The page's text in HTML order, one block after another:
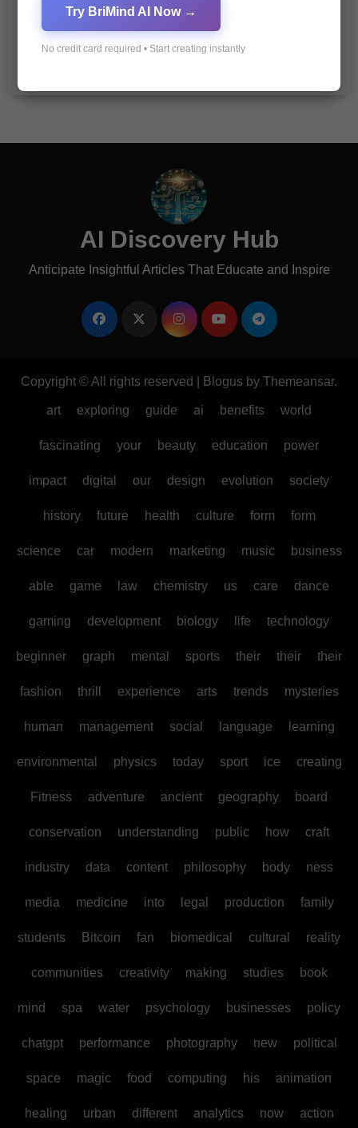
The Importance of Fathers and Mothers
AI Discovery Hub
Anticipate Insightful Articles That Educate and Inspire
Copyright © All rights reserved Blogus by Themeansar.
art exploring guide ai benefits world
fascinating your beauty education power
impact digital our design evolution society
history future health culture form form
science car modern marketing music business
able game law chemistry us care dance
gaming development biology life technology
beginner graph mental sports their their their
fashion thrill experience arts trends mysteries
human management social language learning
environmental physics today sport ice creating
Fitness adventure ancient geography board
conservation understanding public how craft
industry data content philosophy body ness
media medicine into legal production family
students Bitcoin fan biomedical cultural reality
communities creativity making studies book
mind spa water psychology businesses policy
chatgpt performance photography new political
space magic food computing his animation
healing urban different analytics now action
Try BriMind AI Now →
No credit card required • Start creating instantly